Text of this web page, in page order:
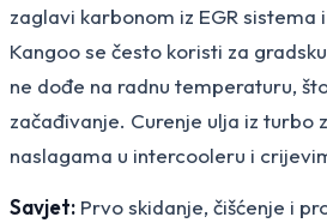
zaglavi karbonom iz EGR sistema
Kangoo se često koristi za
ne dođe na radnu temperaturu,
začađivanje. Curenje ulja iz turbo
naslagama u intercooleru i
Savjet: Prvo skidanje, čišćenje i